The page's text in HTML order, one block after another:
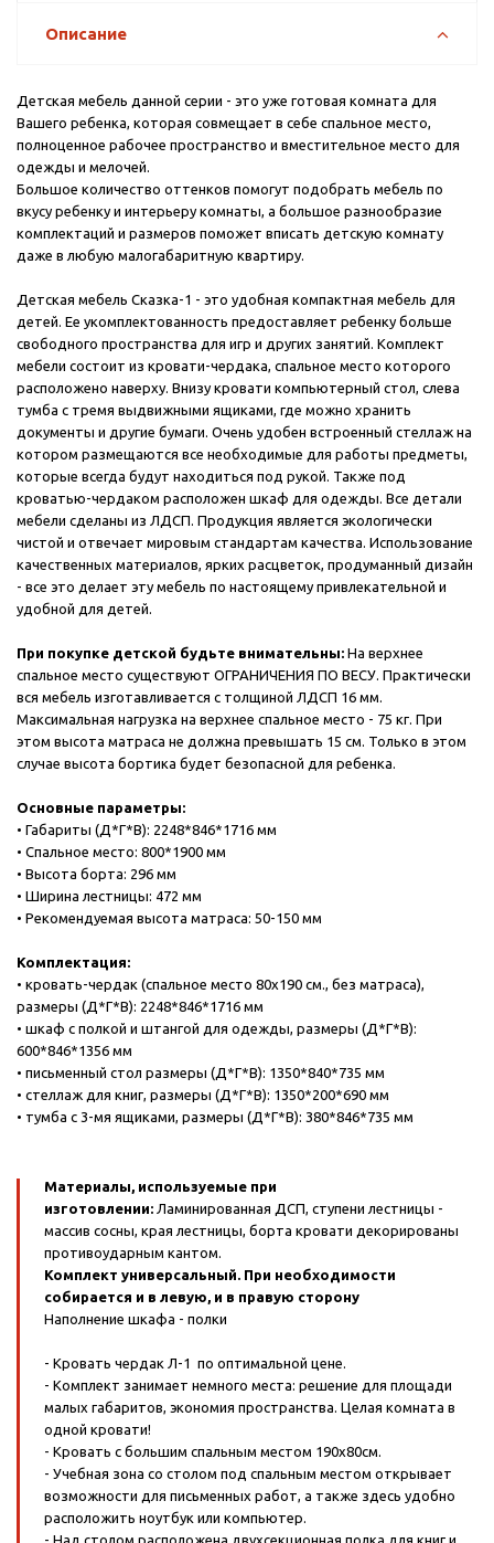
Описание
Детская мебель данной серии - это уже готовая комната для
Вашего ребенка, которая совмещает в себе спальное место,
полноценное рабочее пространство и вместительное место для
одежды и мелочей.
Большое количество оттенков помогут подобрать мебель по
вкусу ребенку и интерьеру комнаты, а большое разнообразие
комплектаций и размеров поможет вписать детскую комнату
даже в любую малогабаритную квартиру.
Детская мебель Сказка-1 - это удобная компактная мебель для
детей. Ее укомплектованность предоставляет ребенку больше
свободного пространства для игр и других занятий. Комплект
мебели состоит из кровати-чердака, спальное место которого
расположено наверху. Внизу кровати компьютерный стол, слева
тумба с тремя выдвижными ящиками, где можно хранить
документы и другие бумаги. Очень удобен встроенный стеллаж на
котором размещаются все необходимые для работы предметы,
которые всегда будут находиться под рукой. Также под
кроватью-чердаком расположен шкаф для одежды. Все детали
мебели сделаны из ЛДСП. Продукция является экологически
чистой и отвечает мировым стандартам качества. Использование
качественных материалов, ярких расцветок, продуманный дизайн
- все это делает эту мебель по настоящему привлекательной и
удобной для детей.
При покупке детской будьте внимательны: На верхнее
спальное место существуют ОГРАНИЧЕНИЯ ПО ВЕСУ. Практически
вся мебель изготавливается с толщиной ЛДСП 16 мм.
Максимальная нагрузка на верхнее спальное место - 75 кг. При
этом высота матраса не должна превышать 15 см. Только в этом
случае высота бортика будет безопасной для ребенка.
Основные параметры:
• Габариты (Д*Г*В): 2248*846*1716 мм
• Спальное место: 800*1900 мм
• Высота борта: 296 мм
• Ширина лестницы: 472 мм
• Рекомендуемая высота матраса: 50-150 мм
Комплектация:
• кровать-чердак (спальное место 80х190 см., без матраса),
размеры (Д*Г*В): 2248*846*1716 мм
• шкаф с полкой и штангой для одежды, размеры (Д*Г*В):
600*846*1356 мм
• письменный стол размеры (Д*Г*В): 1350*840*735 мм
• стеллаж для книг, размеры (Д*Г*В): 1350*200*690 мм
• тумба с 3-мя ящиками, размеры (Д*Г*В): 380*846*735 мм
Материалы, используемые при
изготовлении: Ламинированная ДСП, ступени лестницы -
массив сосны, края лестницы, борта кровати декорированы
противоударным кантом.
Комплект универсальный. При необходимости
собирается и в левую, и в правую сторону
Наполнение шкафа - полки
- Кровать чердак Л-1 по оптимальной цене.
- Комплект занимает немного места: решение для площади
малых габаритов, экономия пространства. Целая комната в
одной кровати!
- Кровать с большим спальным местом 190х80см.
- Учебная зона со столом под спальным местом открывает
возможности для письменных работ, а также здесь удобно
расположить ноутбук или компьютер.
- Над столом расположена двухсекционная полка для книг и